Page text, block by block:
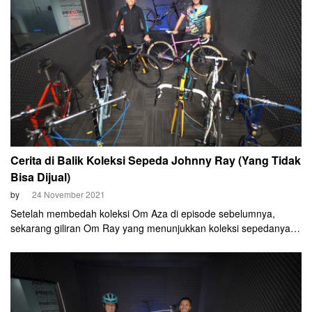
Cerita di Balik Koleksi Sepeda Johnny Ray (Yang Tidak
Bisa Dijual)
by 24 November 2021
Setelah membedah koleksi Om Aza di episode sebelumnya,
sekarang giliran Om Ray yang menunjukkan koleksi sepedanya.